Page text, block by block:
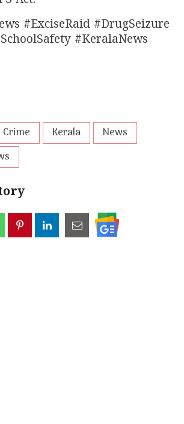
#ExciseRaid #DrugSeizure
#KeralaNews
Crime Kerala
News